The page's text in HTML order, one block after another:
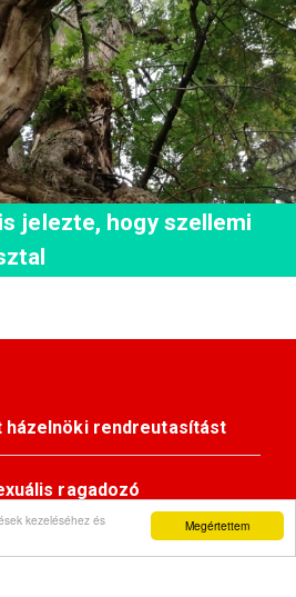
Megértettem
kezeléséhez és
jelezte, hogy szellemi
házelnöki rendreutasítást
ragadozó